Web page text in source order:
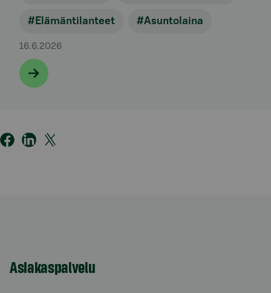
#Elämäntilanteet #Asuntolaina
16.6.2026
Asiakaspalvelu